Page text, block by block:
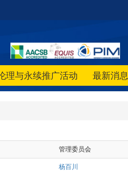
理与永续推广活动 最新消息
管理委员会
杨百川